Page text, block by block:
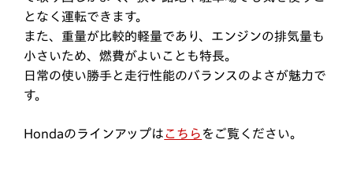
となく運転できます。
また、重量が比較的軽量であり、エンジンの排気量も
小さいため、燃費がよいことも特長。
日常の使い勝手と走行性能のバランスのよさが魅力で
す。
Hondaのラインアップはこちら をご覧ください。